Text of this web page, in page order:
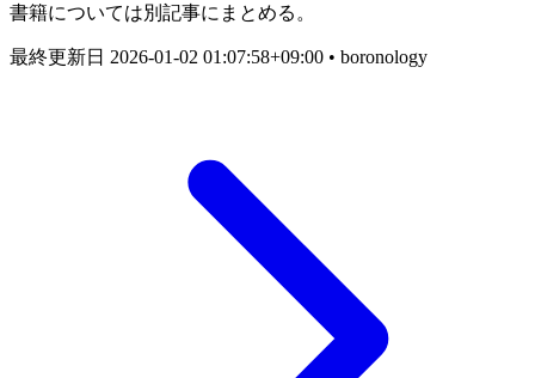
書籍については別記事にまとめる。
最終更新日 2026-01-02 01:07:58+09:00 • boronology